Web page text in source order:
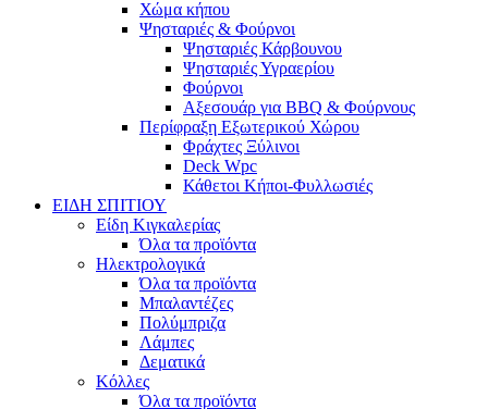
Χώμα κήπου
Ψησταριές & Φούρνοι
Ψησταριές Κάρβουνου
Ψησταριές Υγραερίου
Φούρνοι
Αξεσουάρ για BBQ & Φούρνους
Περίφραξη Εξωτερικού Χώρου
Φράχτες Ξύλινοι
Deck Wpc
Κάθετοι Κήποι-Φυλλωσιές
ΕΙΔΗ ΣΠΙΤΙΟΥ
Είδη Κιγκαλερίας
Όλα τα προϊόντα
Ηλεκτρολογικά
Όλα τα προϊόντα
Μπαλαντέζες
Πολύμπριζα
Λάμπες
Δεματικά
Κόλλες
Όλα τα προϊόντα